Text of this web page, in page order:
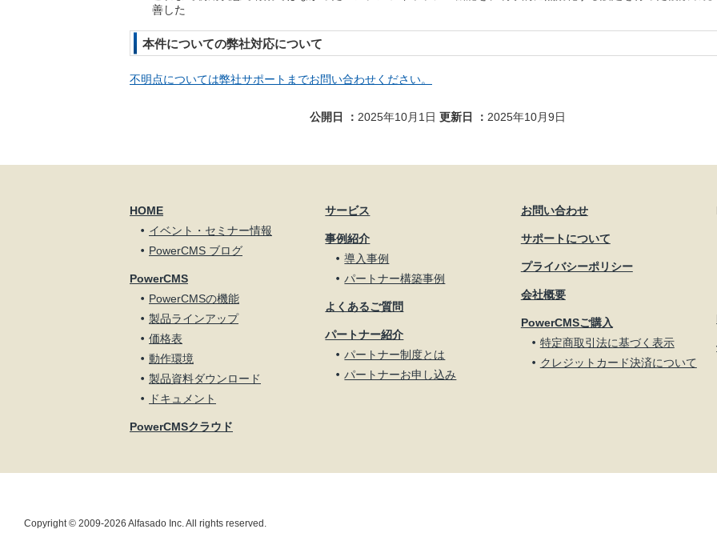
善した
本件についての弊社対応について
不明点については弊社サポートまでお問い合わせください。
公開日 2025年10月1日 更新日 2025年10月9日
HOME
イベント・セミナー情報
PowerCMS ブログ
PowerCMS
PowerCMSの機能
製品ラインアップ
価格表
動作環境
製品資料ダウンロード
ドキュメント
PowerCMSクラウド
サービス
事例紹介
導入事例
パートナー構築事例
よくあるご質問
パートナー紹介
パートナー制度とは
パートナーお申し込み
お問い合わせ
サポートについて
プライバシーポリシー
会社概要
PowerCMSご購入
特定商取引法に基づく表示
クレジットカード決済について
Copyright © 2009-2026 Alfasado Inc. All rights reserved.